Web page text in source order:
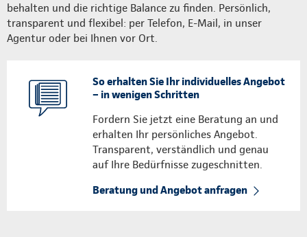
behalten und die richtige Balance zu finden. Persönlich,
transparent und flexibel: per Telefon, E-Mail, in unser
Agentur oder bei Ihnen vor Ort.
So erhalten Sie Ihr individuelles Angebot
– in wenigen Schritten
Fordern Sie jetzt eine Beratung an und
erhalten Ihr persönliches Angebot.
Transparent, verständlich und genau
auf Ihre Bedürfnisse zugeschnitten.
Beratung und Angebot anfragen